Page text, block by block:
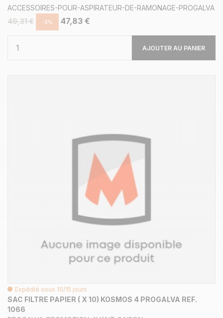
ACCESSOIRES-POUR-ASPIRATEUR-DE-RAMONAGE-PROGALVA
49,31 €
-3% 47,83 €
AJOUTER AU PANIER
Expédié sous 10/15 jours
SAC FILTRE PAPIER ( X 10) KOSMOS 4 PROGALVA REF.
1066